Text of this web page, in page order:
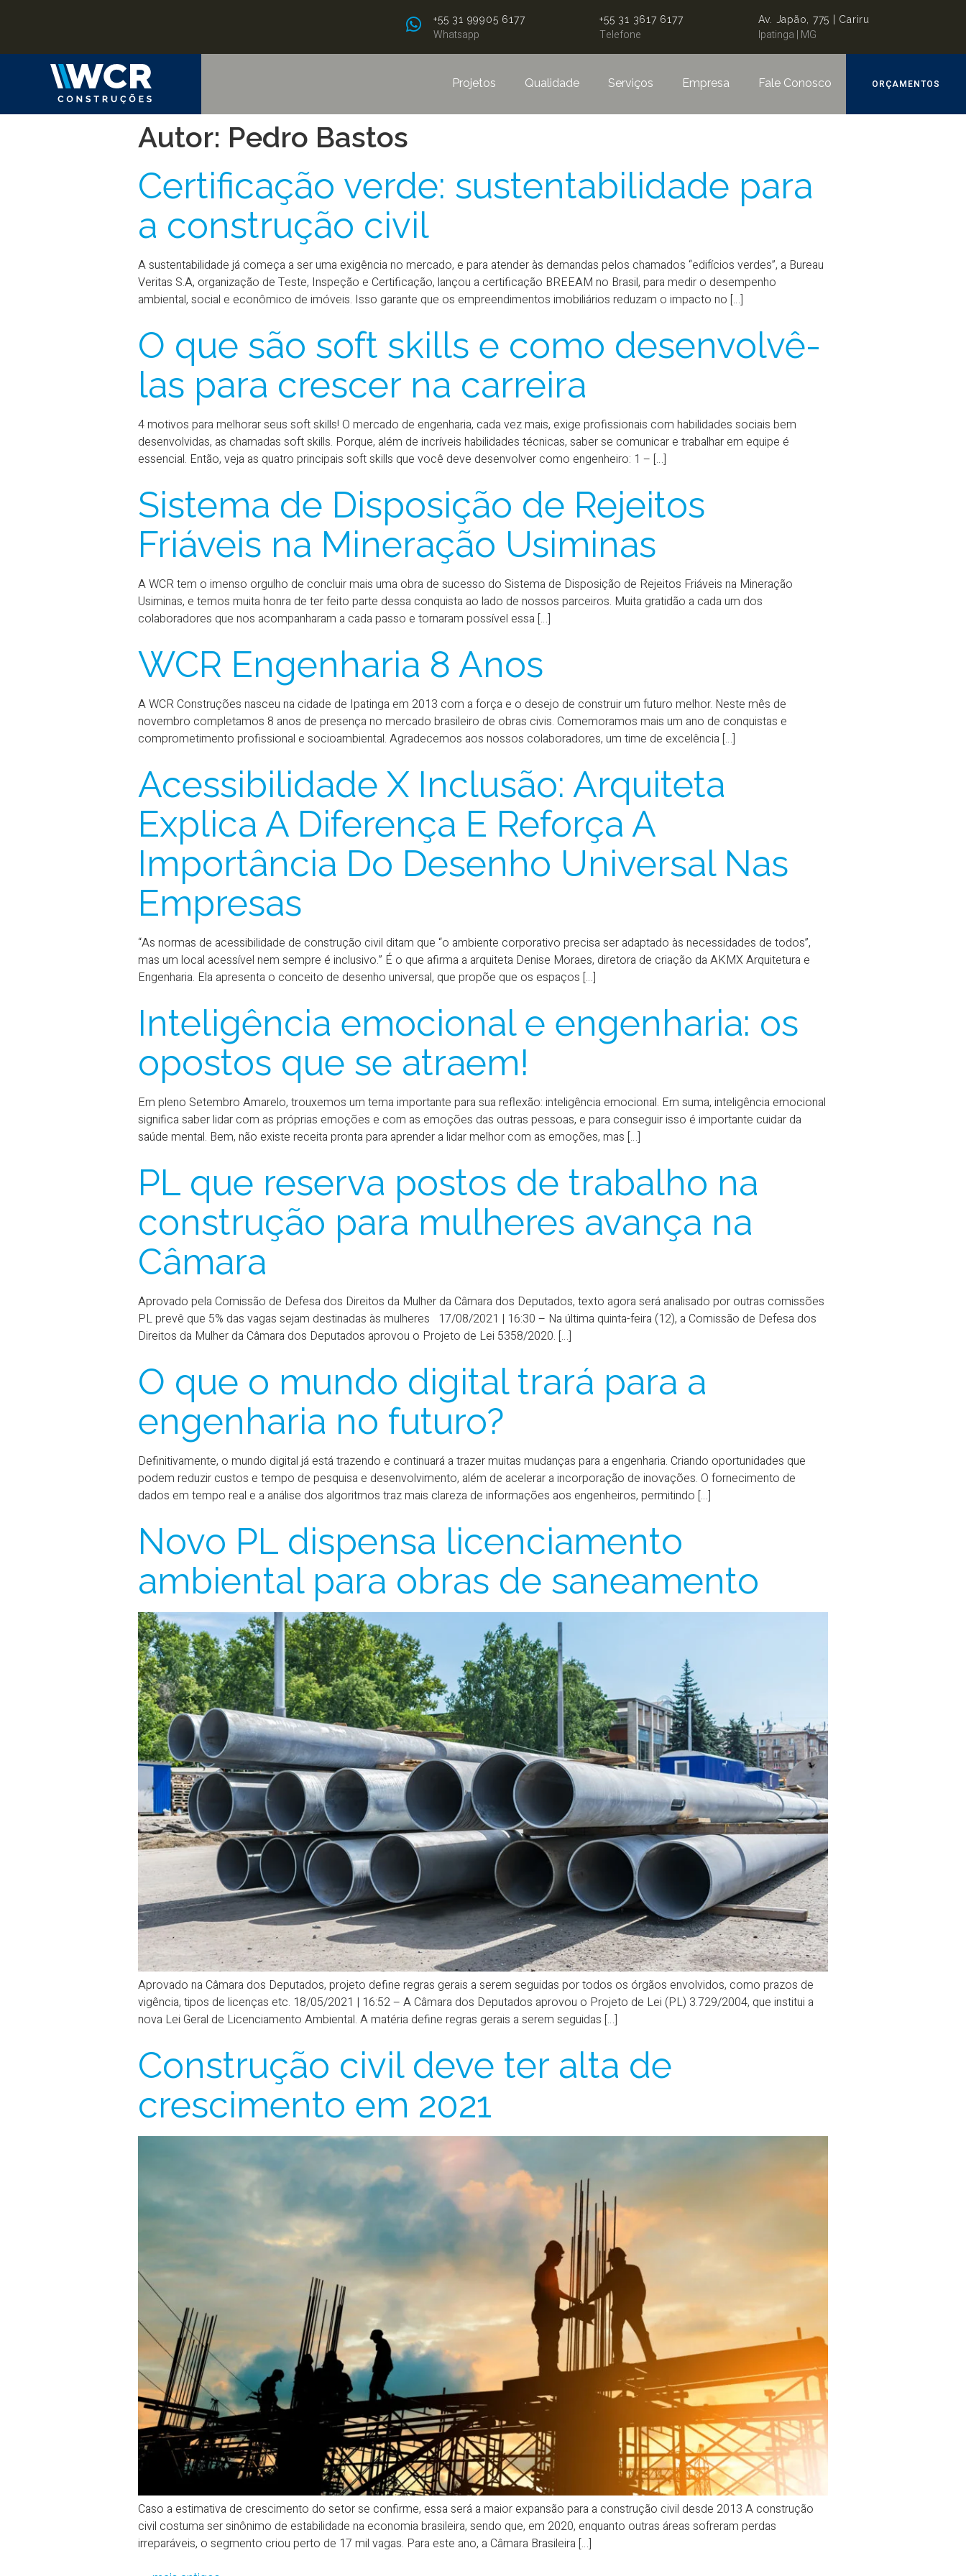
+55 31 99905 6177
Whatsapp
+55 31 3617 6177
Telefone
Av. Japão, 775 | Cariru
Ipatinga | MG
Projetos Qualidade Serviços Empresa Fale Conosco ORÇAMENTOS
Autor: Pedro Bastos
Certificação verde: sustentabilidade para
a construção civil
A sustentabilidade já começa a ser uma exigência no mercado, e para atender às demandas pelos chamados “edifícios verdes”, a Bureau
Veritas S.A, organização de Teste, Inspeção e Certificação, lançou a certificação BREEAM no Brasil, para medir o desempenho
ambiental, social e econômico de imóveis. Isso garante que os empreendimentos imobiliários reduzam o impacto no […]
O que são soft skills e como desenvolvê-
las para crescer na carreira
4 motivos para melhorar seus soft skills! O mercado de engenharia, cada vez mais, exige profissionais com habilidades sociais bem
desenvolvidas, as chamadas soft skills. Porque, além de incríveis habilidades técnicas, saber se comunicar e trabalhar em equipe é
essencial. Então, veja as quatro principais soft skills que você deve desenvolver como engenheiro: 1 – […]
Sistema de Disposição de Rejeitos
Friáveis na Mineração Usiminas
A WCR tem o imenso orgulho de concluir mais uma obra de sucesso do Sistema de Disposição de Rejeitos Friáveis na Mineração
Usiminas, e temos muita honra de ter feito parte dessa conquista ao lado de nossos parceiros. Muita gratidão a cada um dos
colaboradores que nos acompanharam a cada passo e tornaram possível essa […]
WCR Engenharia 8 Anos
A WCR Construções nasceu na cidade de Ipatinga em 2013 com a força e o desejo de construir um futuro melhor. Neste mês de
novembro completamos 8 anos de presença no mercado brasileiro de obras civis. Comemoramos mais um ano de conquistas e
comprometimento profissional e socioambiental. Agradecemos aos nossos colaboradores, um time de excelência […]
Acessibilidade X Inclusão: Arquiteta
Explica A Diferença E Reforça A
Importância Do Desenho Universal Nas
Empresas
“As normas de acessibilidade de construção civil ditam que “o ambiente corporativo precisa ser adaptado às necessidades de todos”,
mas um local acessível nem sempre é inclusivo.” É o que afirma a arquiteta Denise Moraes, diretora de criação da AKMX Arquitetura e
Engenharia. Ela apresenta o conceito de desenho universal, que propõe que os espaços […]
Inteligência emocional e engenharia: os
opostos que se atraem!
Em pleno Setembro Amarelo, trouxemos um tema importante para sua reflexão: inteligência emocional. Em suma, inteligência emocional
significa saber lidar com as próprias emoções e com as emoções das outras pessoas, e para conseguir isso é importante cuidar da
saúde mental. Bem, não existe receita pronta para aprender a lidar melhor com as emoções, mas […]
PL que reserva postos de trabalho na
construção para mulheres avança na
Câmara
Aprovado pela Comissão de Defesa dos Direitos da Mulher da Câmara dos Deputados, texto agora será analisado por outras comissões
PL prevê que 5% das vagas sejam destinadas às mulheres 17/08/2021 | 16:30 – Na última quinta-feira (12), a Comissão de Defesa dos
Direitos da Mulher da Câmara dos Deputados aprovou o Projeto de Lei 5358/2020. […]
O que o mundo digital trará para a
engenharia no futuro?
Definitivamente, o mundo digital já está trazendo e continuará a trazer muitas mudanças para a engenharia. Criando oportunidades que
podem reduzir custos e tempo de pesquisa e desenvolvimento, além de acelerar a incorporação de inovações. O fornecimento de
dados em tempo real e a análise dos algoritmos traz mais clareza de informações aos engenheiros, permitindo […]
Novo PL dispensa licenciamento
ambiental para obras de saneamento
Aprovado na Câmara dos Deputados, projeto define regras gerais a serem seguidas por todos os órgãos envolvidos, como prazos de
vigência, tipos de licenças etc. 18/05/2021 | 16:52 – A Câmara dos Deputados aprovou o Projeto de Lei (PL) 3.729/2004, que institui a
nova Lei Geral de Licenciamento Ambiental. A matéria define regras gerais a serem seguidas […]
Construção civil deve ter alta de
crescimento em 2021
Caso a estimativa de crescimento do setor se confirme, essa será a maior expansão para a construção civil desde 2013 A construção
civil costuma ser sinônimo de estabilidade na economia brasileira, sendo que, em 2020, enquanto outras áreas sofreram perdas
irreparáveis, o segmento criou perto de 17 mil vagas. Para este ano, a Câmara Brasileira […]